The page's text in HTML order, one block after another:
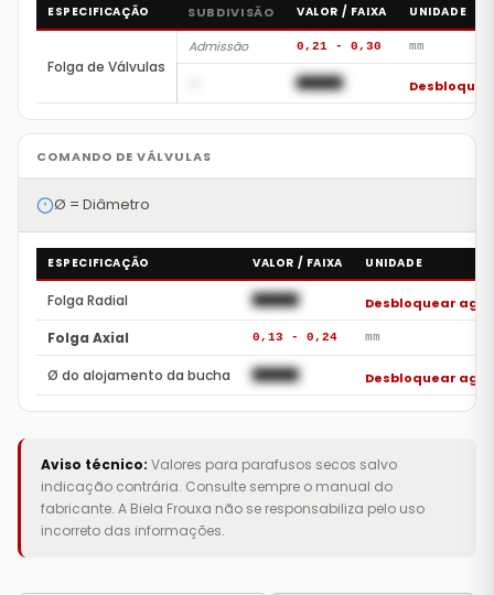
ESPECIFICAÇÃO SUBDIVISÃO VALOR / FAIXA UNIDADE
Folga de Válvulas
Admissão 0,21 - 0,30 mm
██████
Ø = Diâmetro
ESPECIFICAÇÃO VALOR / FAIXA UNIDADE
Folga Radial ██████ Desbloquear
Folga Axial 0,13 - 0,24 mm
Ø do alojamento da bucha ██████ Desbloquear
Aviso técnico: Valores para parafusos secos salvo
indicação contrária. Consulte sempre o manual do
fabricante. A Biela Frouxa não se responsabiliza pelo uso
incorreto das informações.